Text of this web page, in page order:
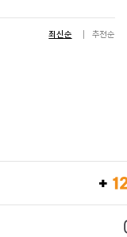
최신순 추천순